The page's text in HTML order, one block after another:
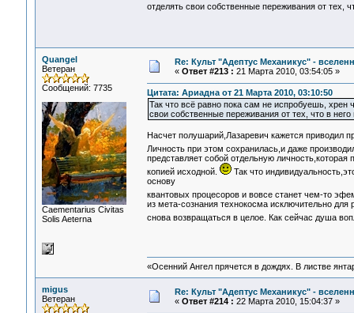
отделять свои собственные переживания от тех,
Quangel
Ветеран
Сообщений: 7735
Сaementarius Civitas
Solis Aeterna
Re: Культ "Адептус Механикус" -
« Ответ #213 : 21 Марта 2010, 03:54:05 »
Цитата: Ариадна от 21 Марта 2010, 03:10:50
Так что всё равно пока сам не испробуешь, хрен
свои собственные переживания от тех, что в
Насчет полушарий,Лазаревич кажется приводил
Личность при этом сохранилась,и даже
представляет собой отдельную
копией исходной.
Так что
основу
квантовых процесоров и вовсе станет чем-то
из мета-сознания технокосма исключительно для
снова возвращаться в целое. Как сейчас душа
«Осенний Ангел прячется в дождях. В листве
migus
Ветеран
Re: Культ "Адептус Механикус" -
« Ответ #214 : 22 Марта 2010, 15:04:37 »